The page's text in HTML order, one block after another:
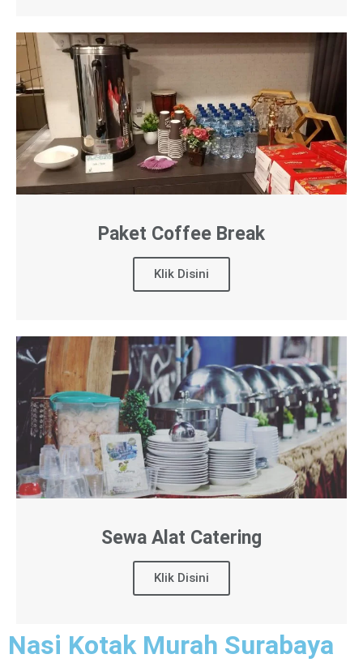
Paket Coffee Break
Klik Disini
Sewa Alat Catering
Klik Disini
Nasi Kotak Murah Surabaya